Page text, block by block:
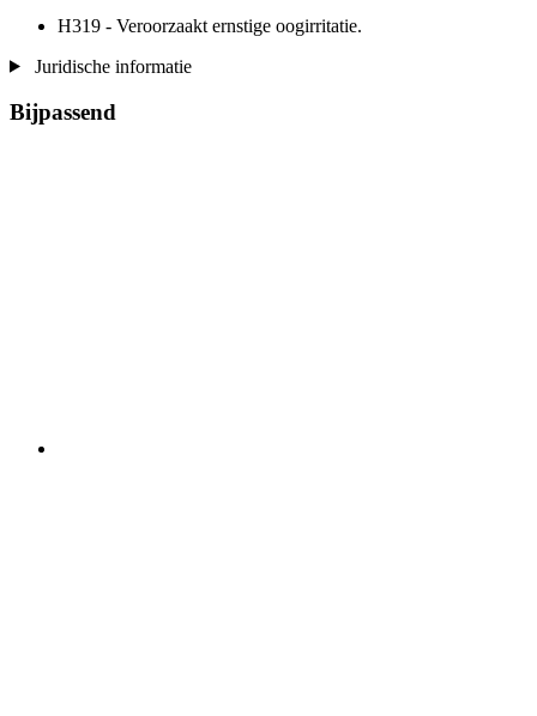
H319 - Veroorzaakt ernstige oogirritatie.
Juridische informatie
Bijpassend